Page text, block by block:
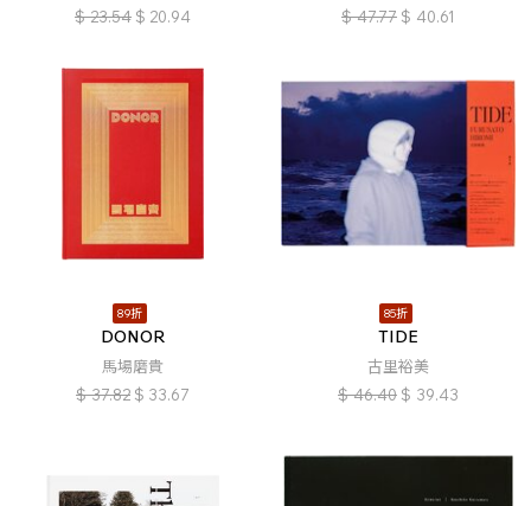
$ 23.54 $ 20.94
$ 47.77 $ 40.61
89折
DONOR
馬場磨貴
$ 37.82 $ 33.67
85折
TIDE
古里裕美
$ 46.40 $ 39.43